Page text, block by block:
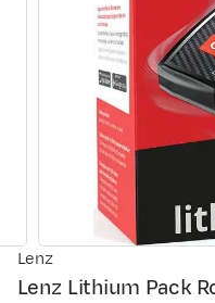
Lenz
Lenz Lithium Pack